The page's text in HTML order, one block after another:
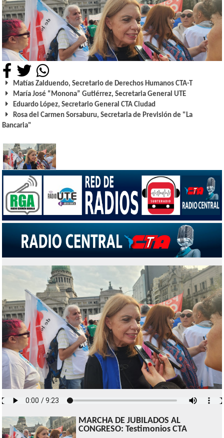
Matías Zalduendo, Secretario de Derechos Humanos CTA-T
María José “Monona” Gutiérrez, Secretaria General UTE
Eduardo López, Secretario General CTA Ciudad
Rosa del Carmen Sorsaburu, Secretaria de Previsión de "La
Bancaria"
MARCHA DE JUBILADOS AL
CONGRESO: Testimonios CTA